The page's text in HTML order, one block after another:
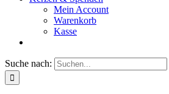
Mein Account
Warenkorb
Kasse
Suche nach: